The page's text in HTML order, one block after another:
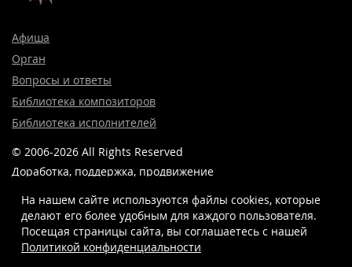
Афиша
Орган
Вопросы и ответы
Библиотека композиторов
Библиотека исполнителей
© 2006-2026 All Rights Reserved
Доработка, поддержка, продвижение
8 (499) 923-22-78
На нашем сайте используются файлы cookies, которые
делают его более удобным для каждого пользователя.
Посещая страницы сайта, вы соглашаетесь c нашей
Политикой конфиденциальности